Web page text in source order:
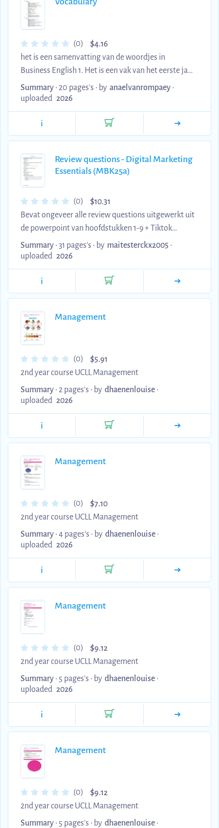
Minute Rule, habit tracking, accountability, de
Goldilocks Rule en...
(0) $4.16
het is een samenvatting van de woordjes in
Business English 1. Het is een vak van het eerste jaar
KMO & Ondernemen.
Summary • 20 pages's • by anaelvanrompaey •
uploaded 2026
i
Review questions - Digital Marketing
Essentials (MBK25a)
(0) $10.31
Bevat ongeveer alle review questions uitgewerkt uit
de powerpoint van hoofdstukken 1-9 + Tiktok
gastcollege. Op laatste pagina staat link om op
quizlet te kunnen oefenen. De vragen heb ik zelf
uitgewerkt aan de hand van de powerpoints en
lessen gezien bij Nele Vande Walle.
Summary • 31 pages's • by maitesterckx2005 •
uploaded 2026
i
Management
(0) $5.91
2nd year course UCLL Management
Summary • 2 pages's • by dhaenenlouise •
uploaded 2026
i
Management
(0) $7.10
2nd year course UCLL Management
Summary • 4 pages's • by dhaenenlouise •
uploaded 2026
i
Management
(0) $9.12
2nd year course UCLL Management
Summary • 5 pages's • by dhaenenlouise •
uploaded 2026
i
Management
(0) $9.12
2nd year course UCLL Management
Summary • 5 pages's • by dhaenenlouise •